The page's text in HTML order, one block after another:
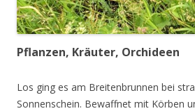
Pflanzen, Kräuter, Orchideen
Los ging es am Breitenbrunnen bei
Sonnenschein. Bewaffnet mit Körben